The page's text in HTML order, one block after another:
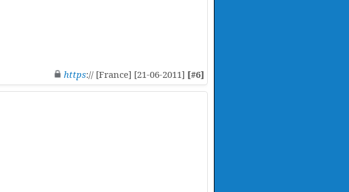
https:// [France] [21-06-2011] [#6]